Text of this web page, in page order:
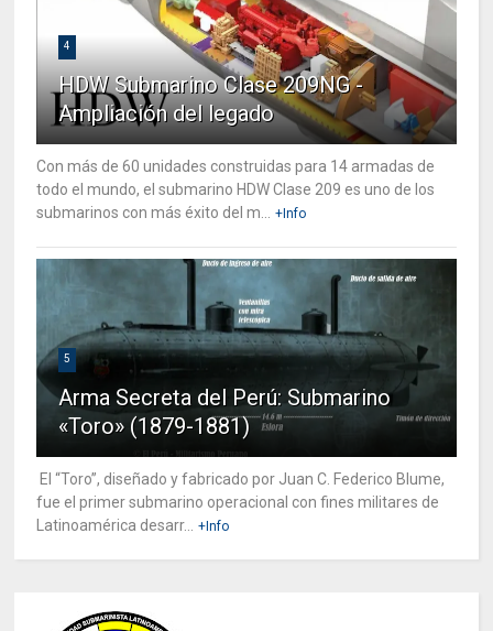
4
HDW Submarino Clase 209NG -
Ampliación del legado
Con más de 60 unidades construidas para 14 armadas de
todo el mundo, el submarino HDW Clase 209 es uno de los
submarinos con más éxito del m...
+Info
5
Arma Secreta del Perú: Submarino
«Toro» (1879-1881)
El “Toro”, diseñado y fabricado por Juan C. Federico Blume,
fue el primer submarino operacional con fines militares de
Latinoamérica desarr...
+Info